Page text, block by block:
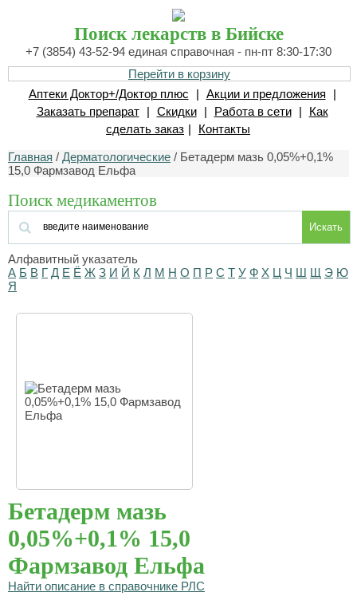
Поиск лекарств в Бийске
+7 (3854) 43-52-94 единая справочная - пн-пт 8:30-17:30
Перейти в корзину
Аптеки Доктор+/Доктор плюс
| Акции и предложения
|
Заказать препарат
| Скидки | Работа в сети |
Как
сделать заказ | Контакты
Главная / Дерматологические / Бетадерм мазь 0,05%+0,1%
15,0 Фармзавод Ельфа
Поиск медикаментов
Искать
Алфавитный указатель
А Б В Г Д Е Ё Ж З И Й К Л М Н О П Р С Т У Ф Х Ц Ч Ш Щ Э Ю
Я
Бетадерм мазь
0,05%+0,1% 15,0
Фармзавод Ельфа
Найти описание в справочнике РЛС